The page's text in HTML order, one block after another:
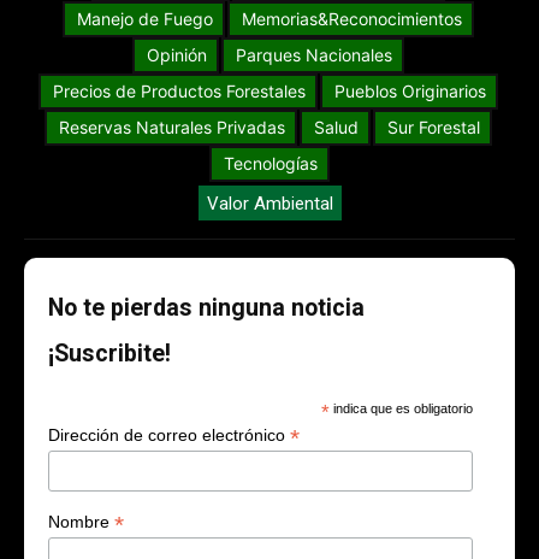
Manejo de Fuego
Memorias&Reconocimientos
Opinión
Parques Nacionales
Precios de Productos Forestales
Pueblos Originarios
Reservas Naturales Privadas
Salud
Sur Forestal
Tecnologías
Valor Ambiental
No te pierdas ninguna noticia
¡Suscribite!
* indica que es obligatorio
Dirección de correo electrónico *
Nombre *